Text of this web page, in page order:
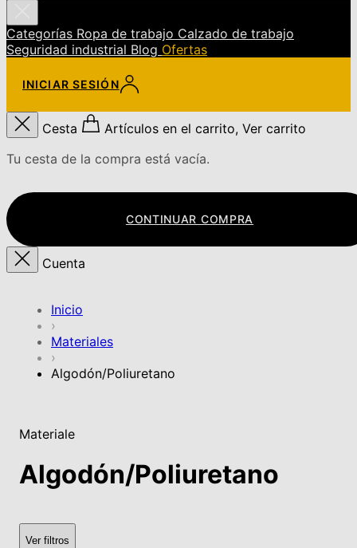
Categorías Ropa de trabajo Calzado de trabajo
Seguridad industrial Blog Ofertas
INICIAR SESIÓN
Cesta
Artículos en el carrito, Ver carrito
Tu cesta de la compra está vacía.
CONTINUAR COMPRA
Cuenta
Inicio
›
Materiales
›
Algodón/Poliuretano
Materiale
Algodón/Poliuretano
Ver filtros